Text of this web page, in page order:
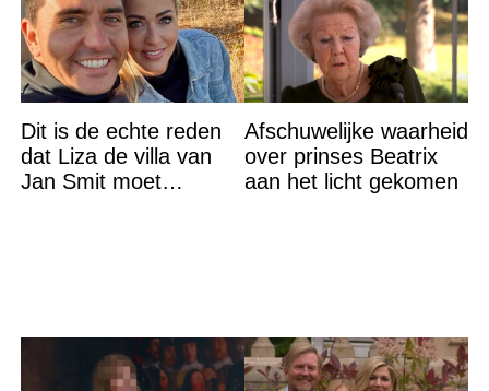
Dit is de echte reden
dat Liza de villa van
Jan Smit moet
Afschuwelijke waarheid
over prinses Beatrix
aan het licht gekomen